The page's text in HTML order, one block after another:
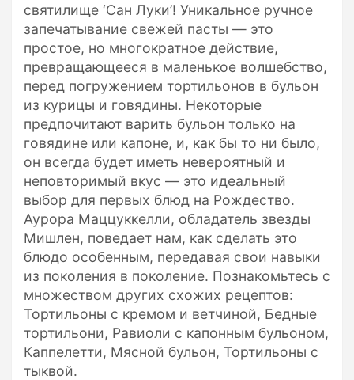
святилище ‘Сан Луки’! Уникальное ручное
запечатывание свежей пасты — это
простое, но многократное действие,
превращающееся в маленькое волшебство,
перед погружением тортильонов в бульон
из курицы и говядины. Некоторые
предпочитают варить бульон только на
говядине или капоне, и, как бы то ни было,
он всегда будет иметь невероятный и
неповторимый вкус — это идеальный
выбор для первых блюд на Рождество.
Аурора Маццуккелли, обладатель звезды
Мишлен, поведает нам, как сделать это
блюдо особенным, передавая свои навыки
из поколения в поколение. Познакомьтесь с
множеством других схожих рецептов:
Тортильоны с кремом и ветчиной, Бедные
тортильони, Равиоли с капонным бульоном,
Каппелетти, Мясной бульон, Тортильоны с
тыквой.